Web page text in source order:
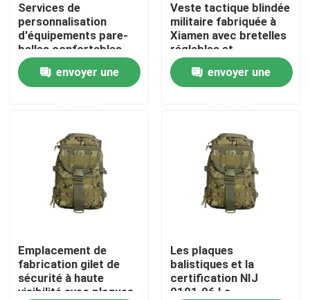
À propos de nous
Visite de l'usine
Nouvelles
Demandez un devis
Usage tactique militaire
Gilet à l'épreuve des balles tactique militaire
Services de
personnalisation
d'équipements pare-
balles confortables
avec une quantité
minimale de
commande de 1000
envoyer une
Veste tactique blindée
militaire fabriquée à
Xiamen avec bretelles
réglables et
certification NIJ
0101.06envoyer une
Emplacement de
fabrication gilet de
sécurité à haute
visibilité avec plaques
Les plaques
balistiques et la
certification NIJ
0101.06 La